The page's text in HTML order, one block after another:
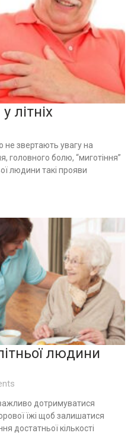
літніх
не звертають увагу на
головного болю, “миготіння”
людини такі прояви
людини
дотримуватися
їжі щоб залишатися
достатньої кількості